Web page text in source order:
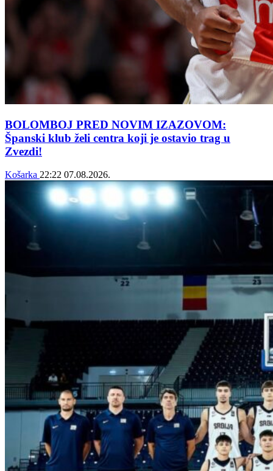
BOLOMBOJ PRED NOVIM IZAZOVOM:
Španski klub želi centra koji je ostavio trag u
Zvezdi!
Košarka 22:22 07.08.2026.